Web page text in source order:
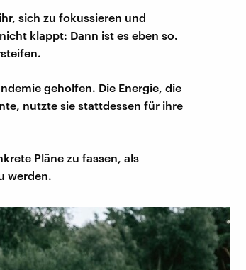
sich zu fokussieren und
klappt: Dann ist es eben so.
geholfen. Die Energie, die
nutzte sie stattdessen für ihre
Pläne zu fassen, als
werden.